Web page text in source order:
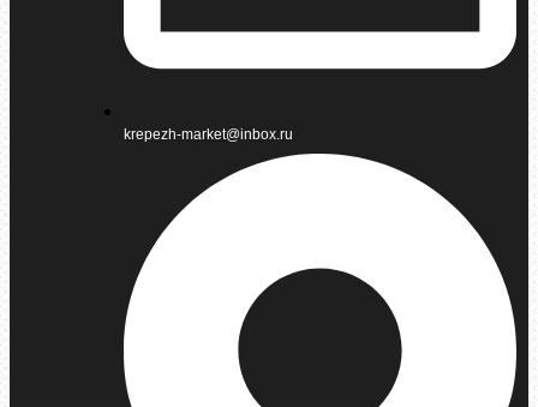
krepezh-market@inbox.ru